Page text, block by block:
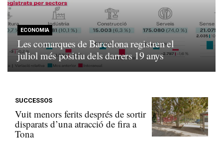
ECONOMIA
Les comarques de Barcelona registren el
juliol més positiu dels darrers 19 anys
SUCCESSOS
Vuit menors ferits després de sortir
disparats d’una atracció de fira a
Tona